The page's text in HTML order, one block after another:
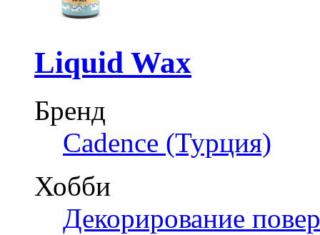
Liquid Wax
Бренд
Cadence (Турция)
Хобби
Декорирование